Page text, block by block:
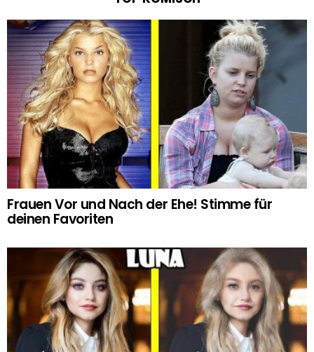
Frauen Vor und Nach der Ehe! Stimme für
deinen Favoriten